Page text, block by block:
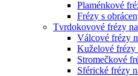
Plaménkové
Frézy s
Tvrdokovové frézy
Válcové frézy
Kuželové frézy
Stromečkové
Sférické frézy